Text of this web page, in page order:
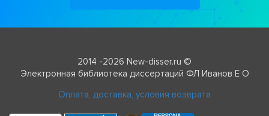
2014 -2026 New-disser.ru ©
Электронная библиотека диссертаций ФЛ Иванов Е О
Оплата, доставка, условия возврата